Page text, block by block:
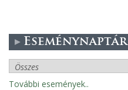
Eseménynaptár
További események..